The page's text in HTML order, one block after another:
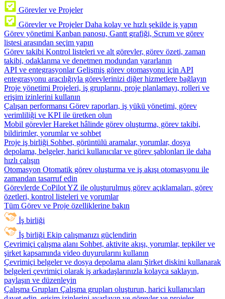
Görevler ve Projeler
Görevler ve Projeler Daha kolay ve hızlı şekilde iş yapın
Görev yönetimi Kanban panosu, Gantt grafiği, Scrum ve görev
listesi arasından seçim yapın
Görev takibi Kontrol listeleri ve alt görevler, görev özeti, zaman
takibi, odaklanma ve denetmen modundan yararlanın
API ve entegrasyonlar Gelişmiş görev otomasyonu için API
entegrasyonu aracılığıyla görevlerinizi diğer hizmetlere bağlayın
Proje yönetimi Projeleri, iş gruplarını, proje planlamayı, rolleri ve
erişim izinlerini kullanın
Çalışan performansı Görev raporları, iş yükü yönetimi, görev
verimliliği ve KPI ile üretken olun
Mobil görevler Hareket hâlinde görev oluşturma, görev takibi,
bildirimler, yorumlar ve sohbet
Proje iş birliği Sohbet, görüntülü aramalar, yorumlar, dosya
depolama, belgeler, harici kullanıcılar ve görev şablonları ile daha
hızlı çalışın
Otomasyon Otomatik görev oluşturma ve iş akışı otomasyonu ile
zamandan tasarruf edin
Görevlerde CoPilotYZ ile oluşturulmuş görev açıklamaları, görev
özetleri, kontrol listeleri ve yorumlar
Tüm Görev ve Proje özelliklerine bakın
İş birliği
İş birliği Ekip çalışmanızı güçlendirin
Çevrimiçi çalışma alanı Sohbet, aktivite akışı, yorumlar, tepkiler ve
şirket kapsamında video duyurularını kullanın
Çevrimiçi belgeler ve dosya depolama alanı Şirket diskini kullanarak
belgeleri çevrimiçi olarak iş arkadaşlarınızla kolayca saklayın,
paylaşın ve düzenleyin
Çalışma Grupları Çalışma grupları oluşturun, harici kullanıcıları